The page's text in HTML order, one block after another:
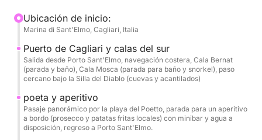
extensa playa de Poetto antes de regresar.
A bordo, el ambiente es relajado y auténtico:
disfrutará de un aperitivo con prosecco y patatas
fritas locales, además de agua fría y la comodidad
mar.
Ubicación de inicio:
Marina di Sant'Elmo, Cagliari, Italia
Puerto de Cagliari y calas del sur
Salida desde Porto Sant'Elmo, navegación costera, Cala Bernat
(parada y baño), Cala Mosca (parada para baño y snorkel), paso
cercano bajo la Silla del Diablo (cuevas y acantilados)
poeta y aperitivo
Pasaje panorámico por la playa del Poetto, parada para un aperitivo
a bordo (prosecco y patatas fritas locales) con minibar y agua a
disposición, regreso a Porto Sant'Elmo.